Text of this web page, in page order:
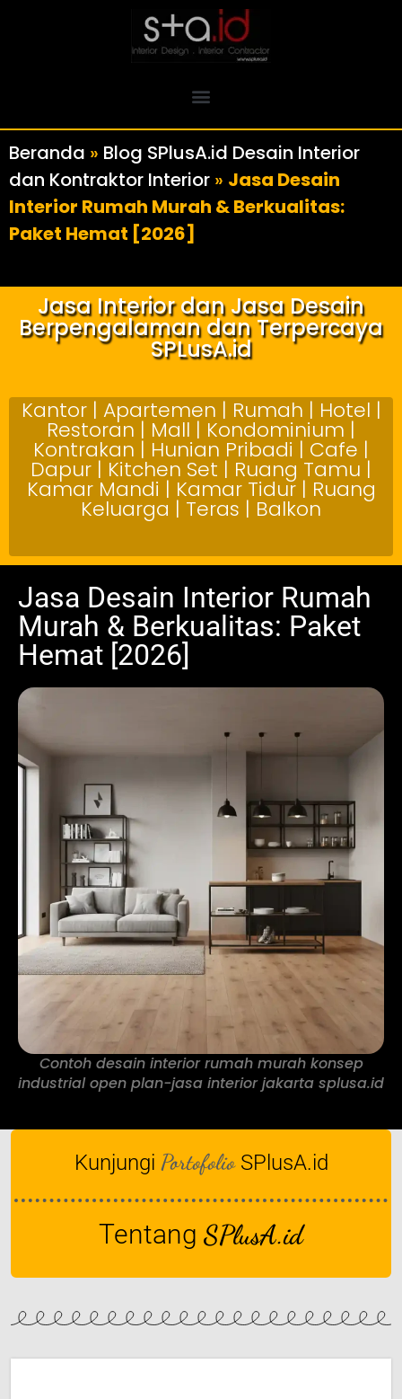
Beranda » Blog SPlusA.id Desain Interior
dan Kontraktor Interior » Jasa Desain
Interior Rumah Murah & Berkualitas:
Paket Hemat [2026]
Jasa Interior dan Jasa Desain
Berpengalaman dan Terpercaya
SPLusA.id
Kantor | Apartemen | Rumah | Hotel |
Restoran | Mall | Kondominium |
Kontrakan | Hunian Pribadi | Cafe |
Dapur | Kitchen Set | Ruang Tamu |
Kamar Mandi | Kamar Tidur | Ruang
Keluarga | Teras | Balkon
Jasa Desain Interior Rumah
Murah & Berkualitas: Paket
Hemat [2026]
Contoh desain interior rumah murah konsep
industrial open plan-jasa interior jakarta splusa.id
Kunjungi Portofolio SPlusA.id
Tentang SPlusA.id